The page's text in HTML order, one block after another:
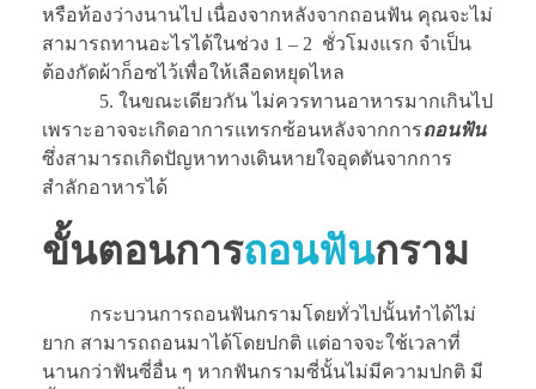
หรือท้องว่างนานไป เนื่องจากหลังจากถอนฟัน คุณจะไม่
สามารถทานอะไรได้ในช่วง 1 – 2 ชั่วโมงแรก จำเป็น
ต้องกัดผ้าก็อซไว้เพื่อให้เลือดหยุดไหล
5. ในขณะเดียวกัน ไม่ควรทานอาหารมากเกินไป
เพราะอาจจะเกิดอาการแทรกซ้อนหลังจากการถอนฟัน
ซึ่งสามารถเกิดปัญหาทางเดินหายใจอุดตันจากการ
สำลักอาหารได้
ขั้นตอนการถอนฟันกราม
กระบวนการถอนฟันกรามโดยทั่วไปนั้นทำได้ไม่
ยาก สามารถถอนมาได้โดยปกติ แต่อาจจะใช้เวลาที่
นานกว่าฟันซี่อื่น ๆ หากฟันกรามซี่นั้นไม่มีความปกติ มี